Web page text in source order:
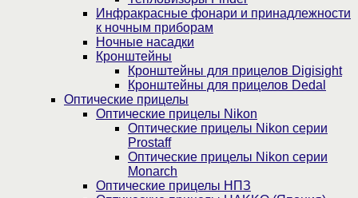
Инфракрасные фонари и принадлежности
к ночным приборам
Ночные насадки
Кронштейны
Кронштейны для прицелов Digisight
Кронштейны для прицелов Dedal
Оптические прицелы
Оптические прицелы Nikon
Оптические прицелы Nikon серии
Prostaff
Оптические прицелы Nikon серии
Monarch
Оптические прицелы НПЗ